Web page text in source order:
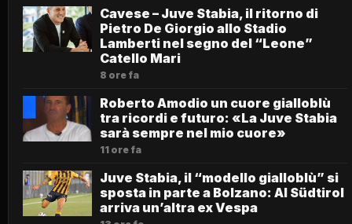
Cavese – Juve Stabia, il ritorno di
Pietro De Giorgio allo Stadio
Lamberti nel segno del “Leone”
Catello Mari
8 ore fa
Roberto Amodio un cuore gialloblù
tra ricordi e futuro: «La Juve Stabia
sarà sempre nel mio cuore»
11 ore fa
Juve Stabia, il “modello gialloblù” si
sposta in parte a Bolzano: Al Südtirol
arriva un’altra ex Vespa